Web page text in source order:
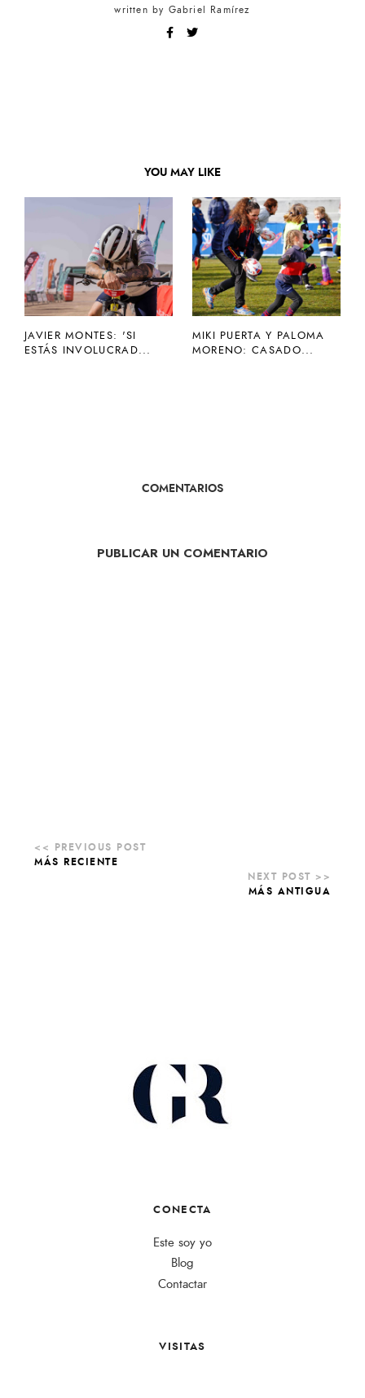
written by Gabriel Ramírez
YOU MAY LIKE
JAVIER MONTES: 'SI
ESTÁS INVOLUCRAD...
MIKI PUERTA Y PALOMA
MORENO: CASADO...
COMENTARIOS
PUBLICAR UN COMENTARIO
MÁS RECIENTE
MÁS ANTIGUA
CONECTA
Este soy yo
Blog
Contactar
VISITAS